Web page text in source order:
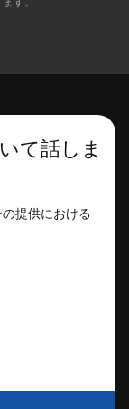
て話しま
提供における